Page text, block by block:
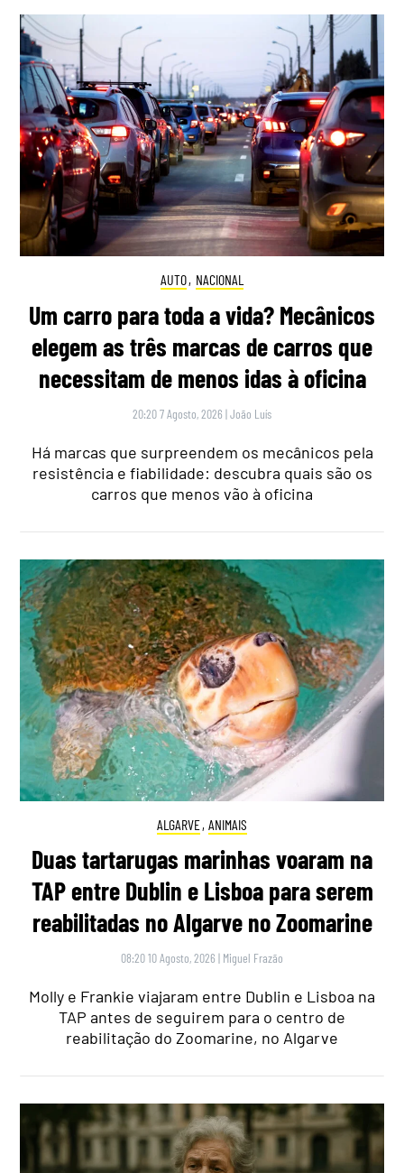
AUTO, NACIONAL
Um carro para toda a vida? Mecânicos
elegem as três marcas de carros que
necessitam de menos idas à oficina
20:20 7 Agosto, 2026 |João Luís
Há marcas que surpreendem os mecânicos pela
resistência e fiabilidade: descubra quais são os
carros que menos vão à oficina
ALGARVE, ANIMAIS
Duas tartarugas marinhas voaram na
TAP entre Dublin e Lisboa para serem
reabilitadas no Algarve no Zoomarine
08:20 10 Agosto, 2026 | Miguel Frazão
Molly e Frankie viajaram entre Dublin e Lisboa na
TAP antes de seguirem para o centro de
reabilitação do Zoomarine, no Algarve